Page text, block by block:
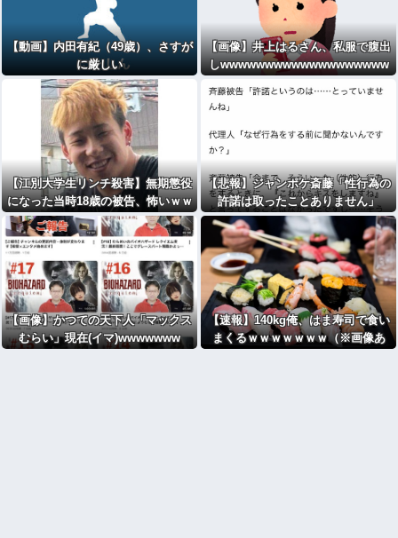
【動画】内田有紀（49歳）、さすが
に厳しい
【画像】井上はるさん、私服で腹出
しwwwwwwwwwwwwwwwwwww
【江別大学生リンチ殺害】無期懲役
になった当時18歳の被告、怖いｗｗ
ｗｗｗｗ
【悲報】ジャンポケ斎藤「性行為の
許諾は取ったことありません」
【画像】かつての天下人「マックス
むらい」現在(イマ)wwwwwww
【速報】140kg俺、はま寿司で食い
まくるｗｗｗｗｗｗｗ（※画像あ